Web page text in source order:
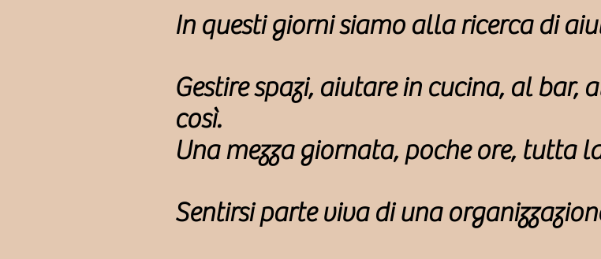
In questi giorni siamo alla ricerca di
Gestire spazi, aiutare in cucina, al
così.
Una mezza giornata, poche ore, tutta
Sentirsi parte viva di una